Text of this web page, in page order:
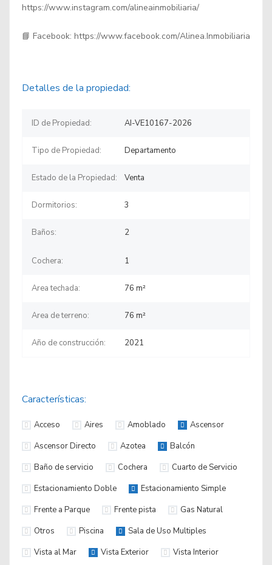
https://www.instagram.com/alineainmobiliaria/
📘 Facebook: https://www.facebook.com/Alinea.Inmobiliaria
Detalles de la propiedad:
ID de Propiedad: AI-VE10167-2026
Tipo de Propiedad: Departamento
Estado de la Propiedad: Venta
Dormitorios: 3
Baños: 2
Cochera: 1
Area techada: 76 m²
Area de terreno: 76 m²
Año de construcción: 2021
Características:
Acceso Aires Amoblado
Ascensor
Ascensor Directo
Azotea
Balcón
Baño de servicio
Cochera
Cuarto de Servicio
Estacionamiento Doble
Estacionamiento Simple
Frente a Parque
Frente pista
Gas Natural
Otros
Piscina
Sala de Uso Multiples
Vista al Mar
Vista Exterior
Vista Interior